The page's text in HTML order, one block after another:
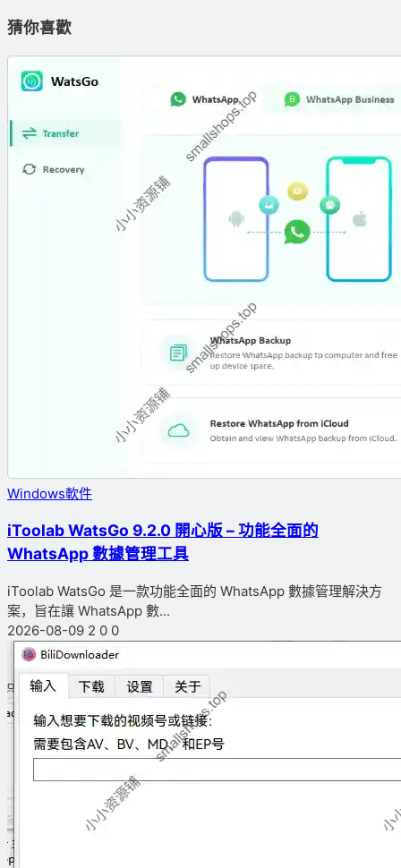
猜你喜歡
Windows軟件
iToolab WatsGo 9.2.0 開心版 – 功能全面的
WhatsApp 數據管理工具
iToolab WatsGo 是一款功能全面的 WhatsApp 數據管理解決方
案，旨在讓 WhatsApp 數...
2026-08-09 2 0 0